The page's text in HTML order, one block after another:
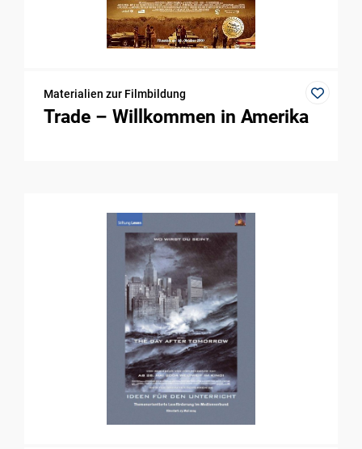
Materialien zur Filmbildung
Trade – Willkommen in Amerika